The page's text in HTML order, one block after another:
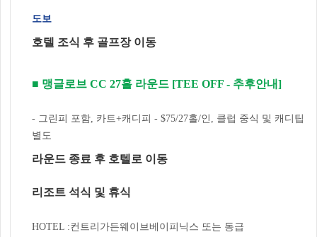
도보
호텔 조식 후 골프장 이동
■ 맹글로브 CC 27홀 라운드 [TEE OFF - 추후안내]
- 그린피 포함, 카트+캐디피 - $75/27홀/인, 클럽 중식 및 캐디팁
별도
라운드 종료 후 호텔로 이동
리조트 석식 및 휴식
HOTEL :컨트리가든웨이브베이피닉스 또는 동급